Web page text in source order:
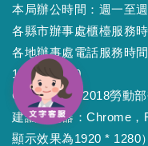
本局辦公時間：週一至
各縣市辦事處櫃檯服務
各地辦事處電話服務時
13:30~17:30
Copyright © 2018勞動
建議瀏覽器：Chrome
顯示效果為1920 * 1280）